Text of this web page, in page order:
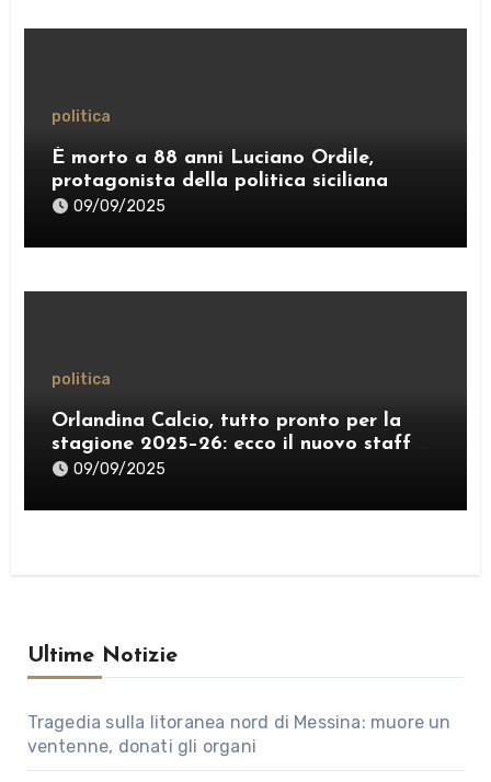
politica
È morto a 88 anni Luciano Ordile,
protagonista della politica siciliana
09/09/2025
politica
Orlandina Calcio, tutto pronto per la
stagione 2025–26: ecco il nuovo staff e
lo sponsor internazionale
09/09/2025
Ultime Notizie
Tragedia sulla litoranea nord di Messina: muore un
ventenne, donati gli organi